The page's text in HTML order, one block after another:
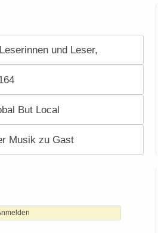
und Leser,
But Local
Musik zu Gast